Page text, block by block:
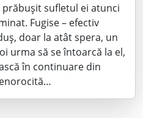
prăbușit sufletul ei atunci
Fugise – efectiv
doar la atât spera, un
urma să se întoarcă la el,
în continuare din